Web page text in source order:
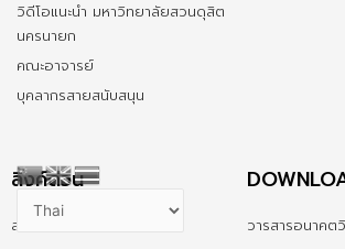
วิดีโอแนะนำ มหาวิทยาลัยสวนดุสิต
นครนายก
คณะอาจารย์
บุคลากรสายสนับสนุน
ลิ้งค์ด่วน
สมัครเรียน วารสารอนาคต